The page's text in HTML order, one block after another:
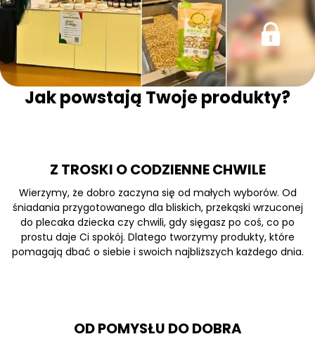
Jak powstają Twoje produkty?
Z TROSKI O CODZIENNE CHWILE
Wierzymy, że dobro zaczyna się od małych wyborów. Od
śniadania przygotowanego dla bliskich, przekąski wrzuconej
do plecaka dziecka czy chwili, gdy sięgasz po coś, co po
prostu daje Ci spokój. Dlatego tworzymy produkty, które
pomagają dbać o siebie i swoich najbliższych każdego dnia.
OD POMYSŁU DO DOBRA